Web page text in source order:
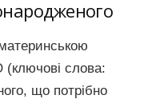
(ключові слова:
що потрібно